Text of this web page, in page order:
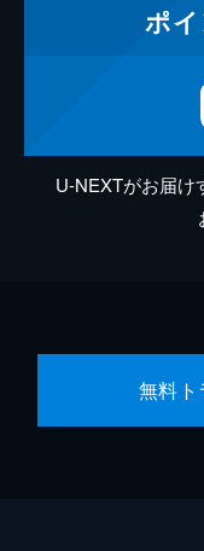
ポ
U-NEXTがお届け
無料ト